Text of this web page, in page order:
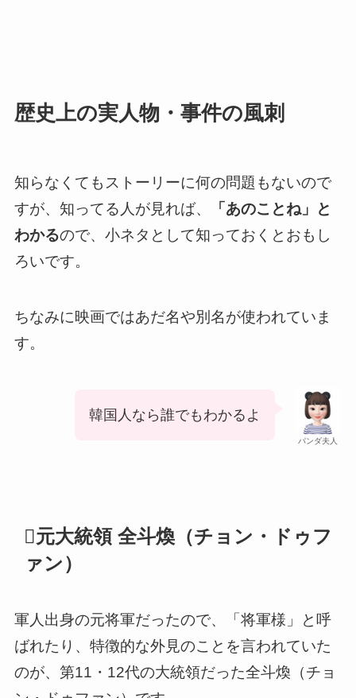
歴史上の実人物・事件の風刺
知らなくてもストーリーに何の問題もないので
すが、知ってる人が見れば、
「あのことね」と
わかるので、小ネタとして知っておくとおもし
ろいです。
ちなみに映画ではあだ名や別名が使われていま
す。
パンダ夫人
韓国人なら誰でもわかるよ
元大統領 全斗煥（チョン・ドゥフ
ァン）
軍人出身の元将軍だったので、「将軍様」と呼
ばれたり、特徴的な外見のことを言われていた
のが、第11・12代の大統領だった全斗煥（チョ